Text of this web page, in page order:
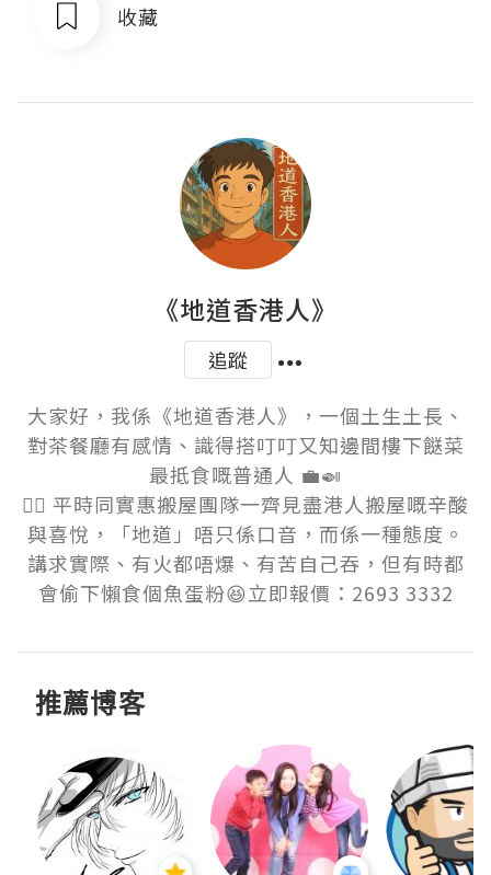
收藏
《地道香港人》
追蹤
大家好，我係《地道香港人》，一個土生土長、
對茶餐廳有感情、識得搭叮叮又知邊間樓下餸菜
最抵食嘅普通人 💼🍛
👷‍♂️ 平時同實惠搬屋團隊一齊見盡港人搬屋嘅辛酸
與喜悅，「地道」唔只係口音，而係一種態度。
講求實際、有火都唔爆、有苦自己吞，但有時都
會偷下懶食個魚蛋粉😆立即報價：2693 3332
推薦博客